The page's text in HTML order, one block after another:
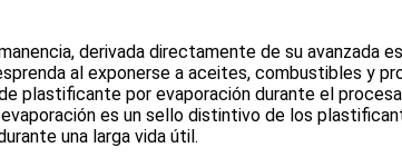
derivada directamente de su avanzada
al exponerse a aceites, combustibles y
plastificante por evaporación durante el
es un sello distintivo de los
una larga vida útil.